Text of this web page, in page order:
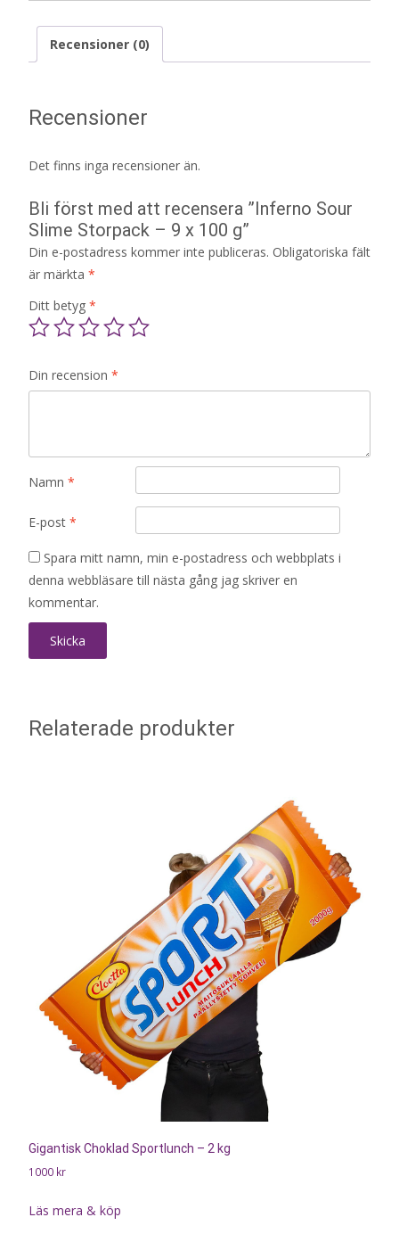
Recensioner (0)
Recensioner
Det finns inga recensioner än.
Bli först med att recensera ”Inferno Sour
Slime Storpack – 9 x 100 g”
Din e-postadress kommer inte publiceras. Obligatoriska fält
är märkta *
Ditt betyg *
Din recension *
Namn *
E-post *
Spara mitt namn, min e-postadress och webbplats i
denna webbläsare till nästa gång jag skriver en
kommentar.
Relaterade produkter
Gigantisk Choklad Sportlunch – 2 kg
1000 kr
Läs mera & köp